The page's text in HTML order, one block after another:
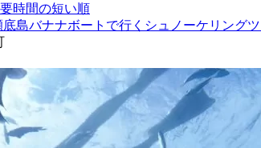
時間の短い順
島バナナボートで行くシュノーケリングツ